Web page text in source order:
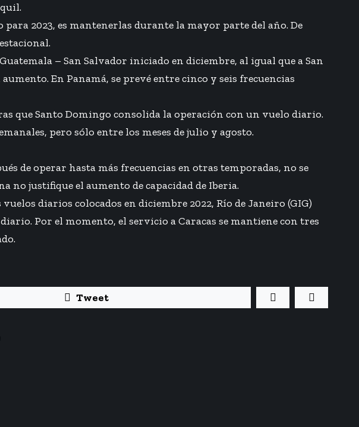
2023, es mantenerlas durante la mayor parte del año. De
– San Salvador iniciado en diciembre, al igual que a San
En Panamá, se prevé entre cinco y seis frecuencias
que Santo Domingo consolida la operación con un vuelo diario.
pero sólo entre los meses de julio y agosto.
de operar hasta más frecuencias en otras temporadas, no se
no justifique el aumento de capacidad de Iberia.
diarios colocados en diciembre 2022, Río de Janeiro (GIG)
Por el momento, el servicio a Caracas se mantiene con tres
Tweet